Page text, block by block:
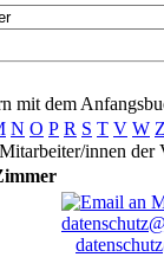
mit dem
N O P R S T V W Z
innen der